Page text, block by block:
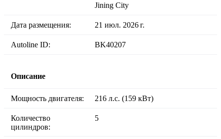
Jining City
Дата размещения: 21 июл. 2026 г.
Autoline ID: BK40207
Описание
Мощность двигателя: 216 л.с. (159 кВт)
Количество
цилиндров:
5